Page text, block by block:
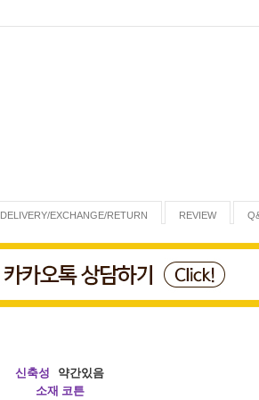
DELIVERY/EXCHANGE/RETURN REVIEW
신축성
약간있음
소재 코튼